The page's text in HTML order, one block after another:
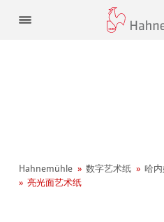
Hahnemühle 数字艺术纸
哈
亮光面艺术纸